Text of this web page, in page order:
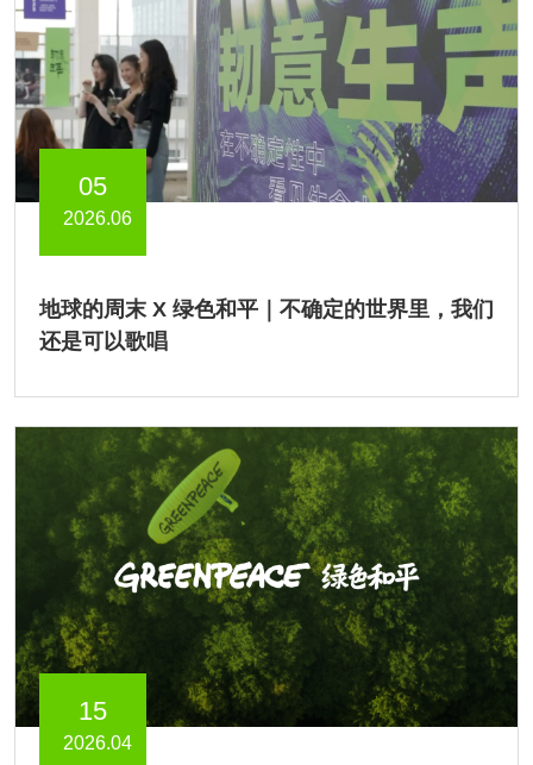
05
2026.06
地球的周末 X 绿色和平｜不确定的世界里，我们
还是可以歌唱
15
2026.04